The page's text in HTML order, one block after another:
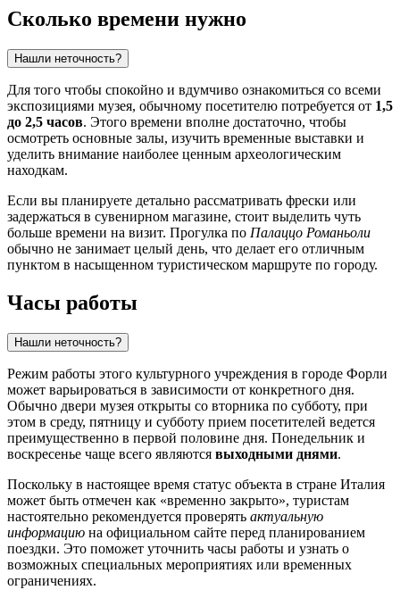
Сколько времени нужно
Нашли неточность?
Для того чтобы спокойно и вдумчиво ознакомиться со всеми
экспозициями музея, обычному посетителю потребуется от 1,5
до 2,5 часов. Этого времени вполне достаточно, чтобы
осмотреть основные залы, изучить временные выставки и
уделить внимание наиболее ценным археологическим
находкам.
Если вы планируете детально рассматривать фрески или
задержаться в сувенирном магазине, стоит выделить чуть
больше времени на визит. Прогулка по Палаццо Романьоли
обычно не занимает целый день, что делает его отличным
пунктом в насыщенном туристическом маршруте по городу.
Часы работы
Нашли неточность?
Режим работы этого культурного учреждения в городе Форли
может варьироваться в зависимости от конкретного дня.
Обычно двери музея открыты со вторника по субботу, при
этом в среду, пятницу и субботу прием посетителей ведется
преимущественно в первой половине дня. Понедельник и
воскресенье чаще всего являются выходными днями.
Поскольку в настоящее время статус объекта в стране Италия
может быть отмечен как «временно закрыто», туристам
настоятельно рекомендуется проверять актуальную
информацию на официальном сайте перед планированием
поездки. Это поможет уточнить часы работы и узнать о
возможных специальных мероприятиях или временных
ограничениях.